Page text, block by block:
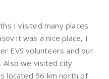
I visited many places
it was a nice place, I
EVS volunteers and our
Also we visited city
located 56 km north of